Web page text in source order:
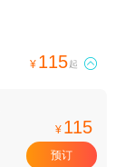
¥ 115起 
¥ 115
预订